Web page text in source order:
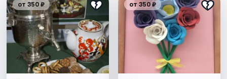
от 350 ₽ от 350 ₽